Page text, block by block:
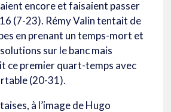
encore et faisaient passer
(7-23). Rémy Valin tentait de
en prenant un temps-mort et
sur le banc mais
ce premier quart-temps avec
(20-31).
à l’image de Hugo